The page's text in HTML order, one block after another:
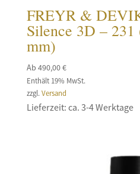
FREYR &
Silence 3D –
mm)
Ab 490,00€
Enthält 19% MwSt.
zzgl. Versand
Lieferzeit: ca. 3-4 Werktage